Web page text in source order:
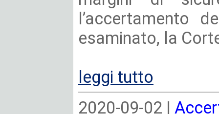
l’accertamento
esaminato, la
leggi tutto
2020-09-02 |